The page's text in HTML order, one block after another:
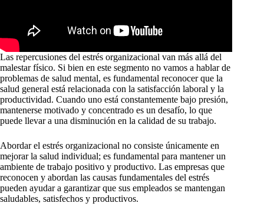
Las repercusiones del estrés organizacional van más allá del
malestar físico. Si bien en este segmento no vamos a hablar de
problemas de salud mental, es fundamental reconocer que la
salud general está relacionada con la satisfacción laboral y la
productividad. Cuando uno está constantemente bajo presión,
mantenerse motivado y concentrado es un desafío, lo que
puede llevar a una disminución en la calidad de su trabajo.
Abordar el estrés organizacional no consiste únicamente en
mejorar la salud individual; es fundamental para mantener un
ambiente de trabajo positivo y productivo. Las empresas que
reconocen y abordan las causas fundamentales del estrés
pueden ayudar a garantizar que sus empleados se mantengan
saludables, satisfechos y productivos.